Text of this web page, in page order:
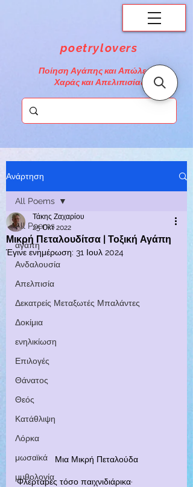
poetrylovers
Ποίηση Αγάπης και Απώλειας,
Χαράς και Απελιπισίας
Ανάρτηση
All Poems
αγάπη
Ανδαλουσία
Απελπισία
Δεκατρείς Μεταξωτές Μπαλάντες
Δοκίμια
ενηλικίωση
Επιλογές
Θάνατος
Θεός
Κατάθλιψη
Λόρκα
μωσαϊκά
μυθολογία
All Poems
Μικρή Πεταλουδίτσα | Τοξική Αγάπη
Τάκης Ζαχαρίου
25 Οκτ 2022
Έγινε ενημέρωση: 31 Ιουλ 2024
Μια Μικρή Πεταλούδα
Φλέρταρες τόσο παιχνιδιάρικα·